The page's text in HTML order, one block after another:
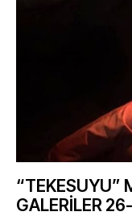
“TEKESUYU”
GALERİLER